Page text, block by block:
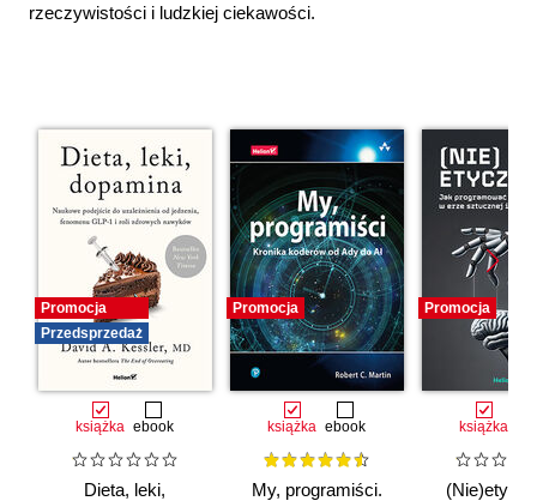
rzeczywistości i ludzkiej ciekawości.
Promocja
Przedsprzedaż
książka ebook
Dieta, leki,
Promocja
książka ebook
My, programiści.
Promocja
książka